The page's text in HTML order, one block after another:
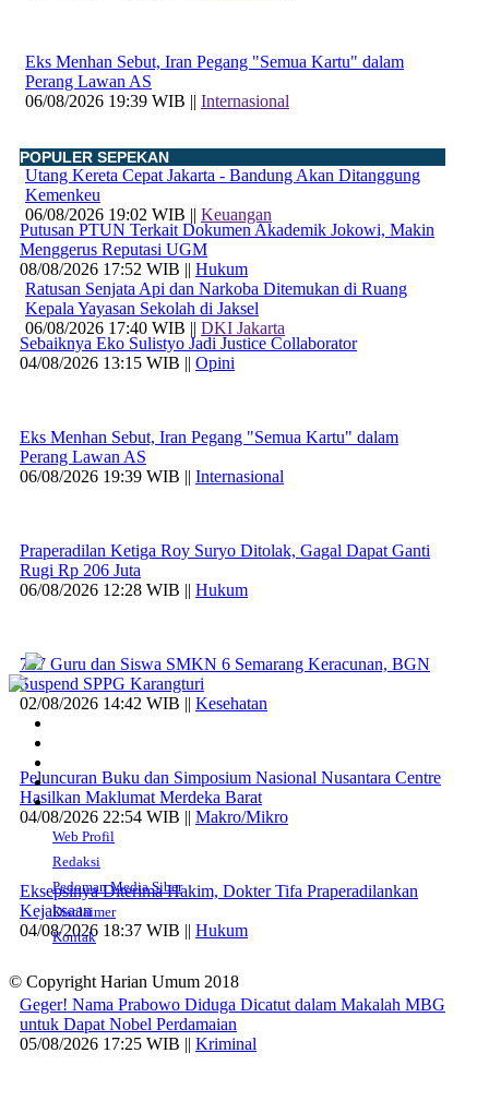
Eks Menhan Sebut, Iran Pegang "Semua Kartu" dalam
Perang Lawan AS
06/08/2026 19:39 WIB || Internasional
Utang Kereta Cepat Jakarta - Bandung Akan Ditanggung
Kemenkeu
06/08/2026 19:02 WIB || Keuangan
Ratusan Senjata Api dan Narkoba Ditemukan di Ruang
Kepala Yayasan Sekolah di Jaksel
06/08/2026 17:40 WIB || DKI Jakarta
POPULER SEPEKAN
Putusan PTUN Terkait Dokumen Akademik Jokowi, Makin
Menggerus Reputasi UGM
08/08/2026 17:52 WIB || Hukum
Sebaiknya Eko Sulistyo Jadi Justice Collaborator
04/08/2026 13:15 WIB || Opini
Eks Menhan Sebut, Iran Pegang "Semua Kartu" dalam
Perang Lawan AS
06/08/2026 19:39 WIB || Internasional
Praperadilan Ketiga Roy Suryo Ditolak, Gagal Dapat Ganti
Rugi Rp 206 Juta
06/08/2026 12:28 WIB || Hukum
707 Guru dan Siswa SMKN 6 Semarang Keracunan, BGN
Suspend SPPG Karangturi
02/08/2026 14:42 WIB || Kesehatan
Peluncuran Buku dan Simposium Nasional Nusantara Centre
Hasilkan Maklumat Merdeka Barat
04/08/2026 22:54 WIB || Makro/Mikro
Eksepsinya Diterima Hakim, Dokter Tifa Praperadilankan
Kejaksaan
04/08/2026 18:37 WIB || Hukum
Geger! Nama Prabowo Diduga Dicatut dalam Makalah MBG
untuk Dapat Nobel Perdamaian
05/08/2026 17:25 WIB || Kriminal
Web Profil
Redaksi
Pedoman Media Siber
Disclaimer
Kontak
© Copyright Harian Umum 2018